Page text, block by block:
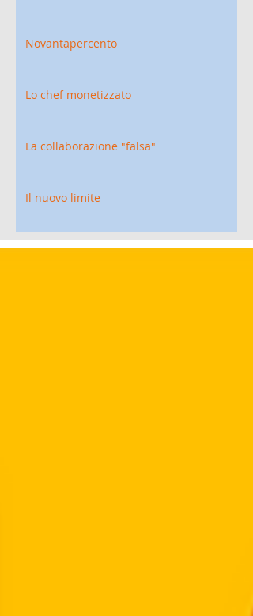
Novantapercento
Lo chef monetizzato
La collaborazione "falsa"
Il nuovo limite